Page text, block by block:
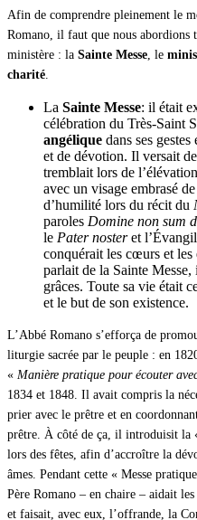
Afin de comprendre pleinement le
Romano, il faut que nous abordions
ministère : la Sainte Messe , le
charité
La Sainte Messe: il était
célébration du Très-Saint
angélique dans ses
et de dévotion. Il versait
tremblait lors de
avec un visage embrasé
d’humilité lors du récit du
paroles Domine non sum
le Pater nosteret
conquérait les cœurs et
parlait de la Sainte Messe,
grâces. Toute sa vie était
et le but de son existence.
L’Abbé Romano s’efforça de
liturgie sacrée par le peuple : en
« Manière pratique pour écouter
1834 et 1848. Il avait compris la
prier avec le prêtre et en
prêtre. À côté de ça, il introduisit la
lors des fêtes, afin d’accroître la
âmes. Pendant cette « Messe
Père Romano – en chaire – aidait
et faisait, avec eux, l’offrande, la